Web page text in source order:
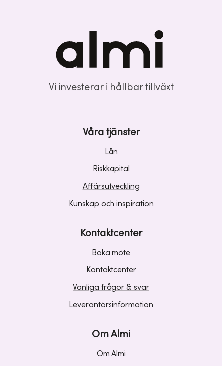
Vi investerar i hållbar tillväxt
Våra tjänster
Lån
Riskkapital
Affärsutveckling
Kunskap och inspiration
Kontaktcenter
Boka möte
Kontaktcenter
Vanliga frågor & svar
Leverantörsinformation
Om Almi
Om Almi